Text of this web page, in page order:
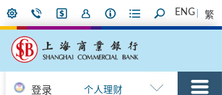
ENG 繁
登录 个人理财